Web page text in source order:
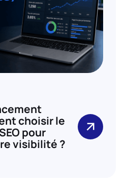
choisir le
pour
visibilité ?